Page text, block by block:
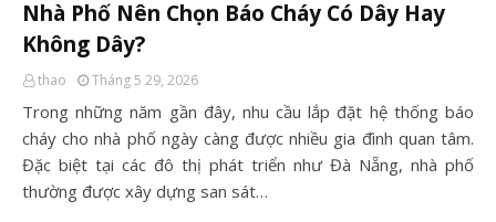
Nhà Phố Nên Chọn Báo Cháy Có Dây Hay
Không Dây?
thao Tháng 5 29, 2026
Trong những năm gần đây, nhu cầu lắp đặt hệ thống báo
cháy cho nhà phố ngày càng được nhiều gia đình quan tâm.
Đặc biệt tại các đô thị phát triển như Đà Nẵng, nhà phố
thường được xây dựng san sát…